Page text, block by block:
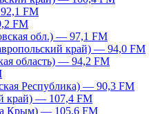
FM
FM
обл.) — 97,1 FM
край) — 94,0 FM
область) — 94,2 FM
Республика) — 90,3 FM
край) — 107,4 FM
Крым) — 105,6 FM